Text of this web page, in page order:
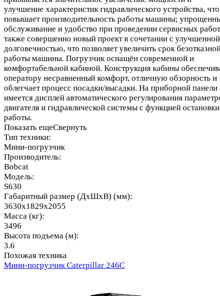
улучшение характеристик гидравлического устройства, что
повышает производительность работы машины;
обслуживание и удобство при проведении сервисных
также совершенно новый проект в сочетании с улучшенной
долговечностью, что позволяет увеличить срок
работы машины. Погрузчик оснащён современной и
комфортабельной кабиной. Конструкция кабины
оператору несравненный комфорт, отличную обзорность и
облегчает процесс посадки/высадки. На приборной панели
имеется дисплей автоматического регулирования
двигателя и гидравлической системы с функцией
работы.
Показать ещеСвернуть
Тип техники:
Мини-погрузчик
Производитель:
Bobcat
Модель:
S630
Габаритный размер (ДхШхВ) (мм):
3630x1829x2055
Масса (кг):
3496
Высота подъема (м):
3.6
Похожая техника
Мини-погрузчик Caterpillar 246C